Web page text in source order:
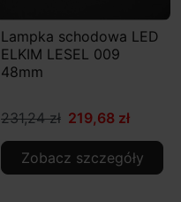
Lampka schodowa LED
ELKIM LESEL 009
48mm
231,24 zł 219,68 zł
Zobacz szczegóły